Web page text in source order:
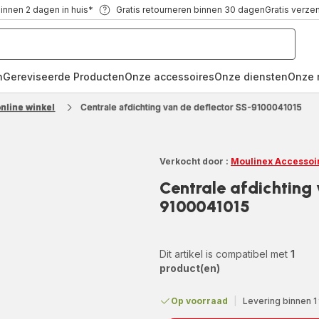
2 dagen in huis* Gratis retourneren binnen 30 dagenGratis
Gereviseerde ProductenOnze accessoiresOnze dienstenOnze
winkel Centrale afdichting van de deflector SS-9100041015
Verkocht door : Moulinex
Centrale afdichting
9100041015
Dit artikel is compatibel met 1
product(en)
Op voorraad Levering binnen